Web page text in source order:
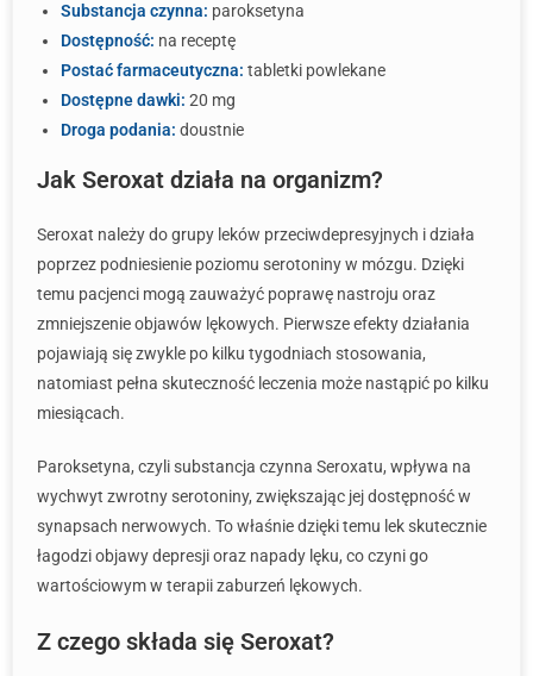
Substancja czynna: paroksetyna
Dostępność: na receptę
Postać farmaceutyczna: tabletki powlekane
Dostępne dawki: 20 mg
Droga podania: doustnie
Jak Seroxat działa na organizm?
Seroxat należy do grupy leków przeciwdepresyjnych i działa
poprzez podniesienie poziomu serotoniny w mózgu. Dzięki
temu pacjenci mogą zauważyć poprawę nastroju oraz
zmniejszenie objawów lękowych. Pierwsze efekty działania
pojawiają się zwykle po kilku tygodniach stosowania,
natomiast pełna skuteczność leczenia może nastąpić po kilku
miesiącach.
Paroksetyna, czyli substancja czynna Seroxatu, wpływa na
wychwyt zwrotny serotoniny, zwiększając jej dostępność w
synapsach nerwowych. To właśnie dzięki temu lek skutecznie
łagodzi objawy depresji oraz napady lęku, co czyni go
wartościowym w terapii zaburzeń lękowych.
Z czego składa się Seroxat?